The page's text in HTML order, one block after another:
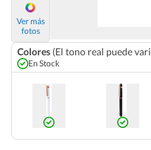
Ver más
fotos
Colores (El tono real puede
En Stock